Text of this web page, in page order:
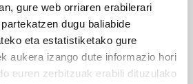
gure web orriaren erabilerari
dugu baliabide
eta estatistiketako gure
aukera izango dute informazio hori
euren zerbitzuak erabili dituzulako
hegan
Langileak
bakean
kalean gora